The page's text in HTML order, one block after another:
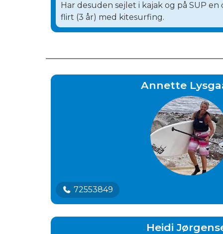
Har desuden sejlet i kajak og på SUP
flirt (3 år) med kitesurfing.
Annette
72553849
Heidi